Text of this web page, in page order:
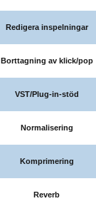
Redigera inspelningar
Borttagning av klick/pop
VST/Plug-in-stöd
Normalisering
Komprimering
Reverb